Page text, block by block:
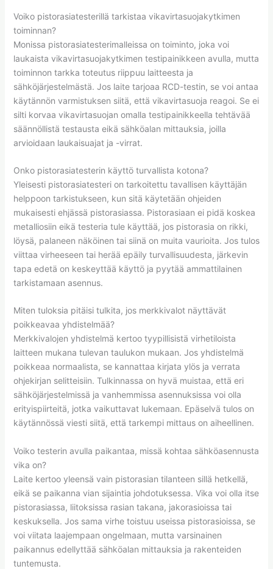
Voiko pistorasiatesterillä tarkistaa vikavirtasuojakytkimen
toiminnan?
Monissa pistorasiatesterimalleissa on toiminto, joka voi
laukaista vikavirtasuojakytkimen testipainikkeen avulla, mutta
toiminnon tarkka toteutus riippuu laitteesta ja
sähköjärjestelmästä. Jos laite tarjoaa RCD-testin, se voi antaa
käytännön varmistuksen siitä, että vikavirtasuoja reagoi. Se ei
silti korvaa vikavirtasuojan omalla testipainikkeella tehtävää
säännöllistä testausta eikä sähköalan mittauksia, joilla
arvioidaan laukaisuajat ja -virrat.
Onko pistorasiatesterin käyttö turvallista kotona?
Yleisesti pistorasiatesteri on tarkoitettu tavallisen käyttäjän
helppoon tarkistukseen, kun sitä käytetään ohjeiden
mukaisesti ehjässä pistorasiassa. Pistorasiaan ei pidä koskea
metalliosiin eikä testeria tule käyttää, jos pistorasia on rikki,
löysä, palaneen näköinen tai siinä on muita vaurioita. Jos tulos
viittaa virheeseen tai herää epäily turvallisuudesta, järkevin
tapa edetä on keskeyttää käyttö ja pyytää ammattilainen
tarkistamaan asennus.
Miten tuloksia pitäisi tulkita, jos merkkivalot näyttävät
poikkeavaa yhdistelmää?
Merkkivalojen yhdistelmä kertoo tyypillisistä virhetiloista
laitteen mukana tulevan taulukon mukaan. Jos yhdistelmä
poikkeaa normaalista, se kannattaa kirjata ylös ja verrata
ohjekirjan selitteisiin. Tulkinnassa on hyvä muistaa, että eri
sähköjärjestelmissä ja vanhemmissa asennuksissa voi olla
erityispiirteitä, jotka vaikuttavat lukemaan. Epäselvä tulos on
käytännössä viesti siitä, että tarkempi mittaus on aiheellinen.
Voiko testerin avulla paikantaa, missä kohtaa sähköasennusta
vika on?
Laite kertoo yleensä vain pistorasian tilanteen sillä hetkellä,
eikä se paikanna vian sijaintia johdotuksessa. Vika voi olla itse
pistorasiassa, liitoksissa rasian takana, jakorasioissa tai
keskuksella. Jos sama virhe toistuu useissa pistorasioissa, se
voi viitata laajempaan ongelmaan, mutta varsinainen
paikannus edellyttää sähköalan mittauksia ja rakenteiden
tuntemusta.